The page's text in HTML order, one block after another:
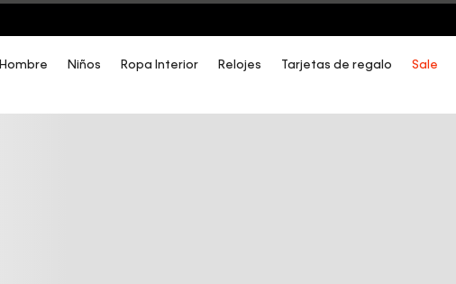
Hombre Niños Ropa Interior Relojes Tarjetas de regalo Sale